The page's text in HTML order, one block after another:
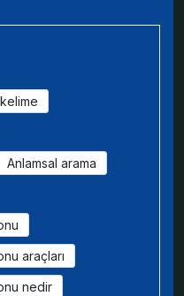
Anlamsal arama
araçları
nedir